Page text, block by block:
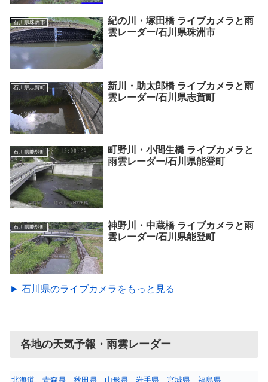
石川県珠洲市
紀の川・塚田橋 ライブカメラと雨
雲レーダー/石川県珠洲市
石川県志賀町
新川・助太郎橋 ライブカメラと雨
雲レーダー/石川県志賀町
石川県能登町
町野川・小間生橋 ライブカメラと
雨雲レーダー/石川県能登町
石川県能登町
神野川・中蔵橋 ライブカメラと雨
雲レーダー/石川県能登町
► 石川県のライブカメラをもっと見る
各地の天気予報・雨雲レーダー
北海道 青森県 秋田県 山形県 岩手県 宮城県 福島県